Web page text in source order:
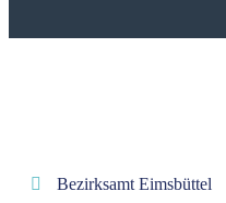
Bezirksamt Eimsbüttel